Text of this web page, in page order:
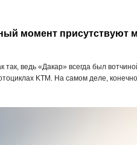
момент присутствуют
ведь «Дакар» всегда был
KTM. На самом деле,